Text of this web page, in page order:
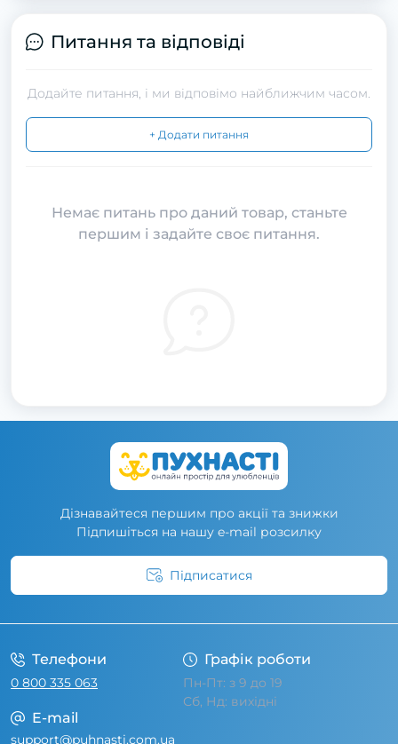
Питання та відповіді
Додайте питання, і ми відповімо найближчим часом.
+ Додати питання
Немає питань про даний товар, станьте
першим і задайте своє питання.
Дізнавайтеся першим про акції та знижки
Підпишіться на нашу e-mail розсилку
Підписатися
Телефони
0 800 335 063
Графік роботи
Пн-Пт: з 9 до 19
Сб, Нд: вихідні
E-mail
support@puhnasti.com.ua